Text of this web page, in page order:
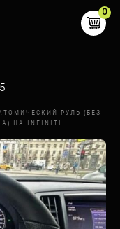
0
РУЛЬ (БЕЗ
НА INFINITI